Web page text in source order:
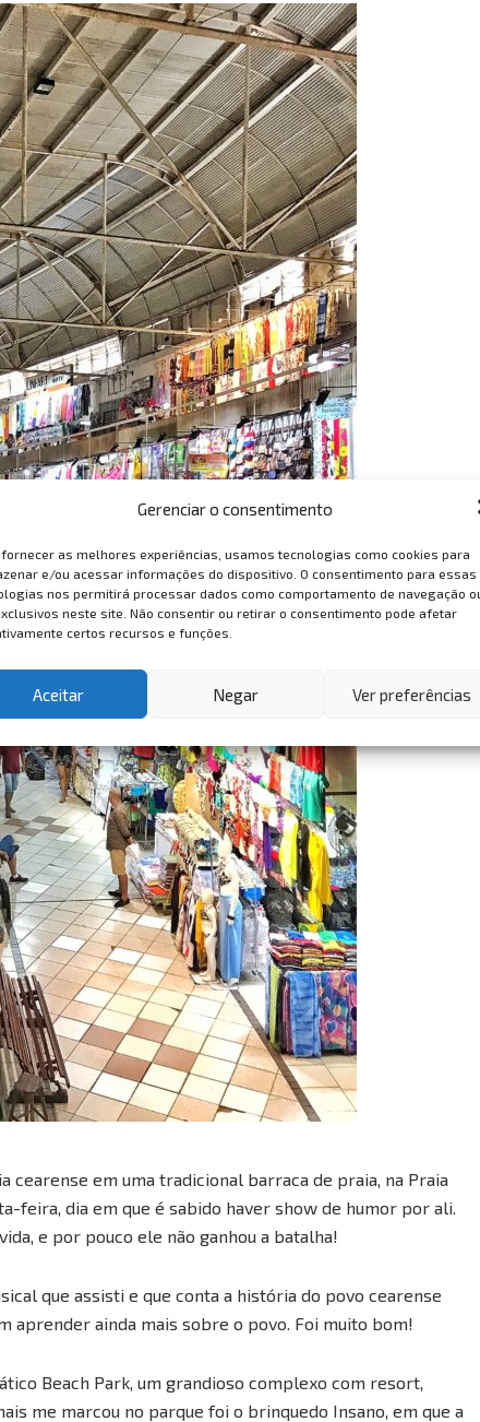
Gerenciar o consentimento
fornecer as melhores experiências, usamos tecnologias como cookies para
e/ou acessar informações do dispositivo. O consentimento para essas
nos permitirá processar dados como comportamento de navegação
neste site. Não consentir ou retirar o consentimento pode afetar
certos recursos e funções.
Aceitar Negar Ver preferências
em uma tradicional barraca de praia, na Praia
feira, dia em que é sabido haver show de humor por ali.
e por pouco ele não ganhou a batalha!
que assisti e que conta a história do povo cearense
aprender ainda mais sobre o povo. Foi muito bom!
Beach Park, um grandioso complexo com resort,
me marcou no parque foi o brinquedo Insano, em que a